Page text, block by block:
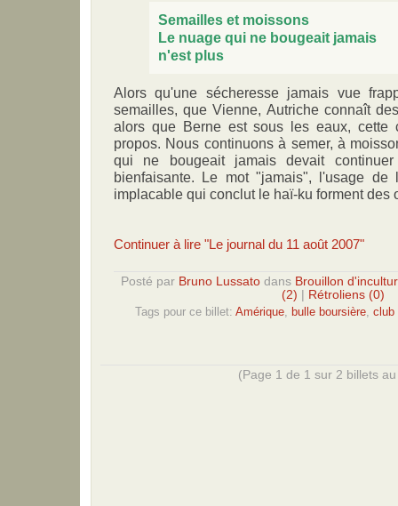
Semailles et moissons
Le nuage qui ne bougeait jamais
n'est plus
Alors qu'une sécheresse jamais vue
semailles, que Vienne, Autriche connaît
alors que Berne est sous les eaux, cette
propos. Nous continuons à semer, à
qui ne bougeait jamais devait
bienfaisante. Le mot "jamais", l'usage de
implacable qui conclut le haï-ku forment des
Continuer à lire "Le journal du 11 août 2007"
Posté par Bruno Lussato dans Brouillon
(2)
Rétroliens (0)
Tags pour ce billet: Amérique bulle boursière club
(Page 1 de 1 sur 2 billets